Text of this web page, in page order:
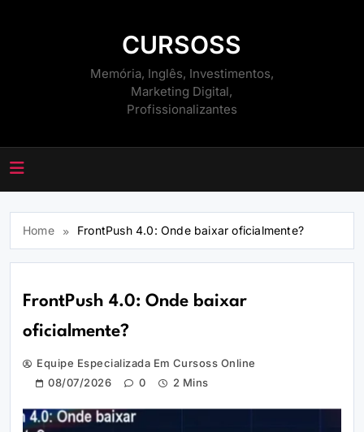
CURSOSS
Memória, Inglês, Investimentos,
Marketing Digital,
Profissionalizantes
Home FrontPush 4.0: Onde baixar oficialmente?
FrontPush 4.0: Onde baixar
oficialmente?
Equipe Especializada Em Cursoss Online
08/07/2026
0 2 Mins